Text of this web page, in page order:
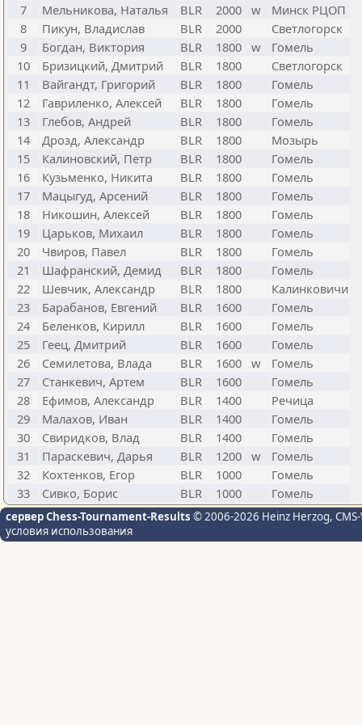
7
Мельникова, Наталья BLR 2000 w
Минск РЦОП
8
Пикун, Владислав BLR 2000
Светлогорск
9
Богдан, Виктория BLR 1800 w
Гомель
10
Бризицкий, Дмитрий BLR 1800
Светлогорск
11
Вайгандт, Григорий BLR 1800
Гомель
12
Гавриленко, Алексей BLR 1800
Гомель
13
Глебов, Андрей BLR 1800
Гомель
14
Дрозд, Александр BLR 1800
Мозырь
15
Калиновский, Петр BLR 1800
Гомель
16
Кузьменко, Никита BLR 1800
Гомель
17
Мацыгуд, Арсений BLR 1800
Гомель
18
Никошин, Алексей BLR 1800
Гомель
19
Царьков, Михаил BLR 1800
Гомель
20
Чвиров, Павел BLR 1800
Гомель
21
Шафранский, Демид BLR 1800
Гомель
22
Шевчик, Александр BLR 1800
Калинковичи
23
Барабанов, Евгений BLR 1600
Гомель
24
Беленков, Кирилл BLR 1600
Гомель
25
Геец, Дмитрий BLR 1600
Гомель
26
Семилетова, Влада BLR 1600 w
Гомель
27
Станкевич, Артем BLR 1600
Гомель
28
Ефимов, Александр BLR 1400
Речица
29
Малахов, Иван BLR 1400
Гомель
30
Свиридков, Влад BLR 1400
Гомель
31
Параскевич, Дарья BLR 1200 w
Гомель
32
Кохтенков, Егор BLR 1000
Гомель
33
Сивко, Борис BLR 1000 Гомель
сервер Chess-Tournament-Results © 2006-2026 Heinz Herzog,
условия использования